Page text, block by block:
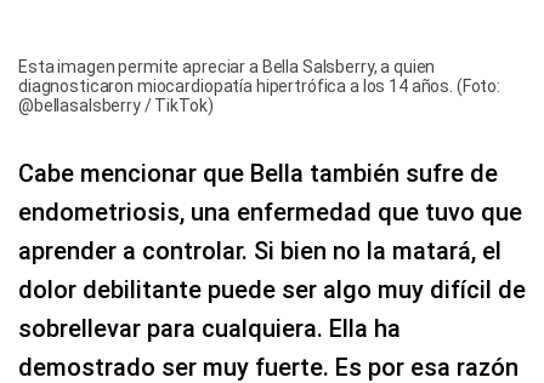
Esta imagen permite apreciar a Bella Salsberry, a quien
diagnosticaron miocardiopatía hipertrófica a los 14 años. (Foto:
@bellasalsberry / TikTok)
Cabe mencionar que Bella también sufre de
endometriosis, una enfermedad que tuvo que
aprender a controlar. Si bien no la matará, el
dolor debilitante puede ser algo muy difícil de
sobrellevar para cualquiera. Ella ha
demostrado ser muy fuerte. Es por esa razón